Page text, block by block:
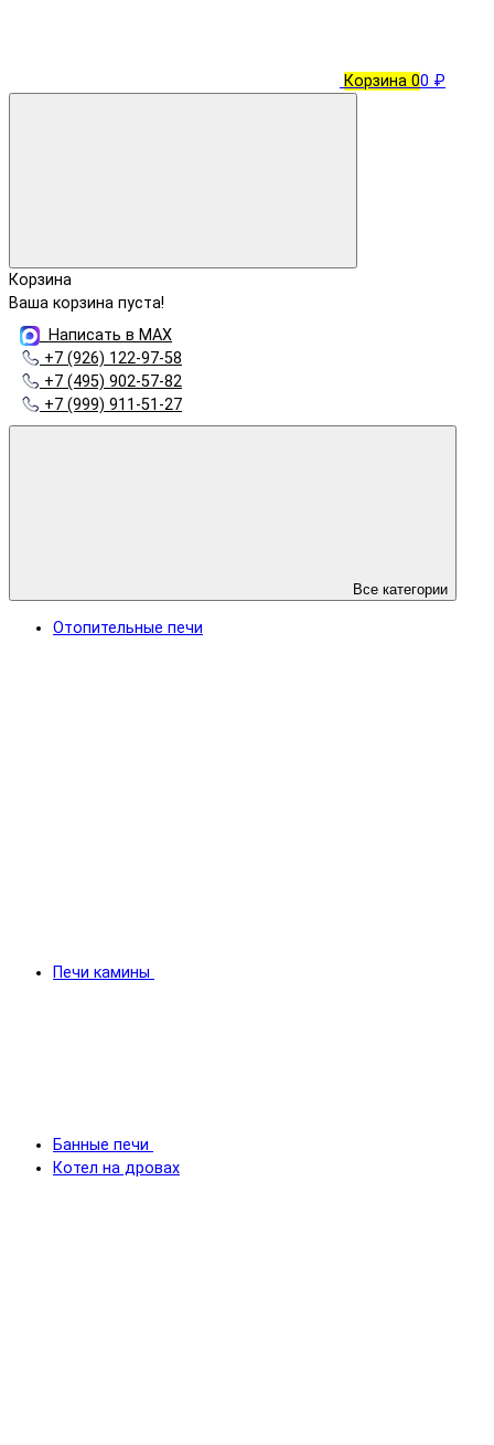
Корзина 00 ₽
Корзина
Ваша корзина пуста!
Написать в MAX
+7 (926) 122-97-58
+7 (495) 902-57-82
+7 (999) 911-51-27
Все категории
Отопительные печи
Печи камины
Банные печи
Котел на дровах